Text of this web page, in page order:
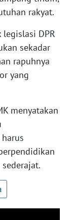
rakyat.
DPR
sekadar
rapuhnya
yang
menyatakan